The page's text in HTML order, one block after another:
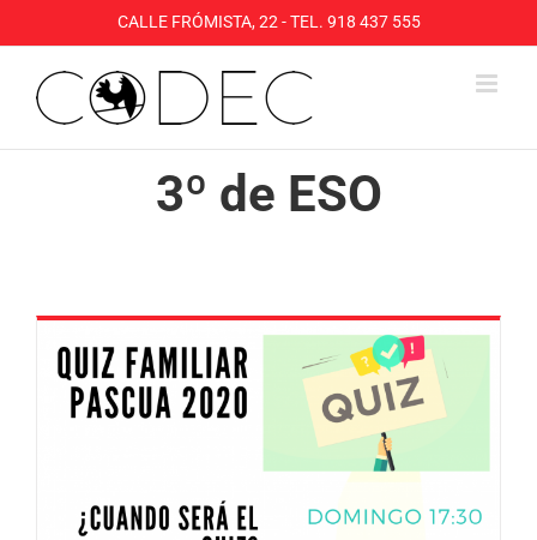
al
contenido
CALLE FRÓMISTA, 22 - TEL. 918 437 555
3º de ESO